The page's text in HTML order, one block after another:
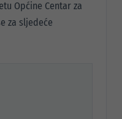
Općine Centar za
za sljedeće